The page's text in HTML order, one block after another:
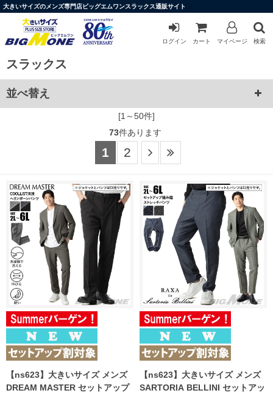
大きいサイズのメンズ専門店ビッグエムワンスラックス通販サイト
ログイン カート マイページ 検索
スラックス
並べ替え
[1～50件]
73件あります
1 2
【ns623】大きいサイズ メンズ
DREAM MASTER セットアップ
【ns623】大きいサイズ メンズ
SARTORIA BELLINI セットアッ